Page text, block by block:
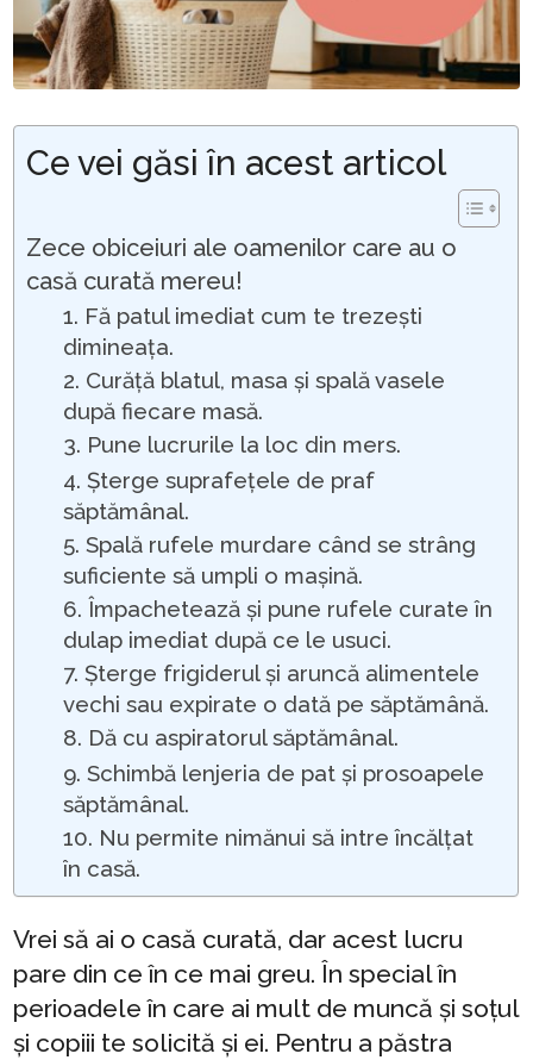
Ce vei găsi în acest articol
Zece obiceiuri ale oamenilor care au o
casă curată mereu!
1. Fă patul imediat cum te trezești
dimineața.
2. Curăță blatul, masa și spală vasele
după fiecare masă.
3. Pune lucrurile la loc din mers.
4. Șterge suprafețele de praf
săptămânal.
5. Spală rufele murdare când se strâng
suficiente să umpli o mașină.
6. Împachetează și pune rufele curate în
dulap imediat după ce le usuci.
7. Șterge frigiderul și aruncă alimentele
vechi sau expirate o dată pe săptămână.
8. Dă cu aspiratorul săptămânal.
9. Schimbă lenjeria de pat și prosoapele
săptămânal.
10. Nu permite nimănui să intre încălțat
în casă.
Vrei să ai o casă curată, dar acest lucru
pare din ce în ce mai greu. În special în
perioadele în care ai mult de muncă și soțul
și copiii te solicită și ei. Pentru a păstra